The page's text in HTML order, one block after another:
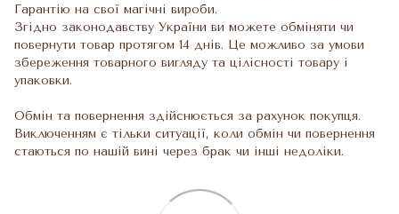
Гарантію на свої магічні вироби.
Згідно законодавству України ви можете обміняти чи
повернути товар протягом 14 днів. Це можливо за умови
збереження товарного вигляду та цілісності товару і
упаковки.
Обмін та повернення здійснюється за рахунок покупця.
Виключенням є тільки ситуації, коли обмін чи повернення
стаються по нашій вині через брак чи інші недоліки.